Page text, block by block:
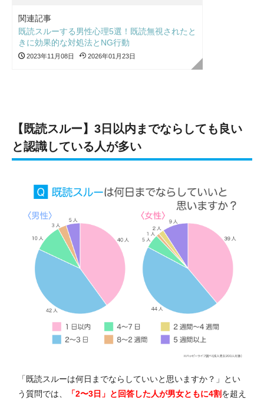
関連記事
既読スルーする男性心理5選！既読無視されたと
きに効果的な対処法とNG行動
2023年11月08日 2026年01月23日
【既読スルー】3日以内までならしても良い
と認識している人が多い
「既読スルーは何日までならしていいと思いますか？」とい
う質問では、
「2〜3日」と回答した人が男女ともに4割を超え